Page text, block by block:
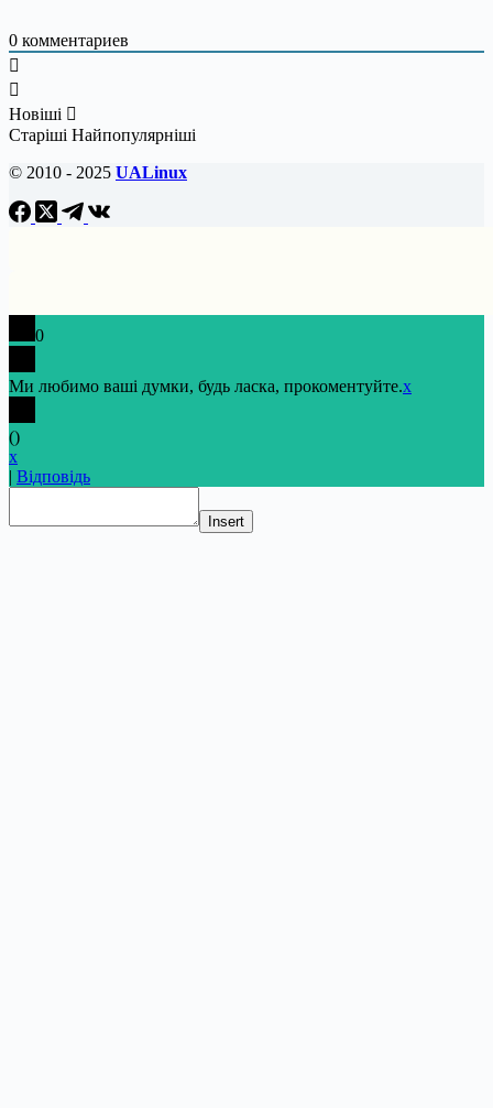
0 комментариев
Новіші
Старіші Найпопулярніші
© 2010 - 2025 UALinux
0
Ми любимо ваші думки, будь ласка, прокоментуйте.x
()
x
| Відповідь
Insert